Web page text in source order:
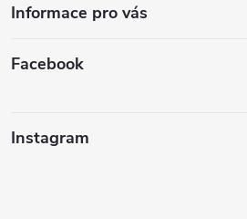
Informace pro vás
Facebook
Instagram